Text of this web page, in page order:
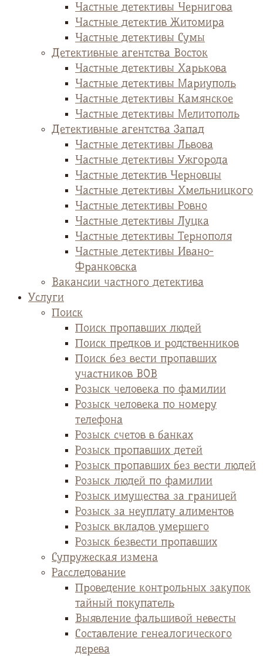
Частные детективы Чернигова
Частные детектив Житомира
Частные детективы Сумы
Детективные агентства Восток
Частные детективы Харькова
Частные детективы Мариуполь
Частные детективы Камянское
Частные детективы Мелитополь
Детективные агентства Запад
Частные детективы Львова
Частные детективы Ужгорода
Частные детектив Черновцы
Частные детективы Хмельницкого
Частные детективы Ровно
Частные детективы Луцка
Частные детективы Тернополя
Частные детективы Ивано-
Франковска
Вакансии частного детектива
Услуги
Поиск
Поиск пропавших людей
Поиск предков и родственников
Поиск без вести пропавших
участников ВОВ
Розыск человека по фамилии
Розыск человека по номеру
телефона
Розыск счетов в банках
Розыск пропавших детей
Розыск пропавших без вести людей
Розыск людей по фамилии
Розыск имущества за границей
Розыск за неуплату алиментов
Розыск вкладов умершего
Розыск безвести пропавших
Супружеская измена
Расследование
Проведение контрольных закупок
тайный покупатель
Выявление фальшивой невесты
Cоставление генеалогического
дерева